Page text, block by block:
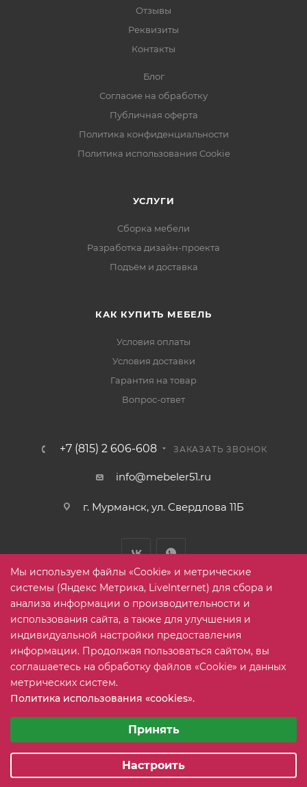
Отзывы
Реквизиты
Контакты
Блог
Согласие на обработку
Публичная оферта
Политика конфиденциальности
Политика использования Cookie
УСЛУГИ
Сборка мебели
Разработка дизайн-проекта
Подъём и доставка
КАК КУПИТЬ МЕБЕЛЬ
Условия оплаты
Условия доставки
Гарантия на товар
Вопрос-ответ
+7 (815) 2 606-608 ЗАКАЗАТЬ ЗВОНОК
info@mebeler51.ru
г. Мурманск, ул. Свердлова 11Б
2005-2026 © mebelier51.ru - модный интернет-магазин не
дорогой корпусной мебели. Все права защищены.
Мы используем файлы «Cookie» и метрические
системы (Яндекс Метрика, LiveInternet) для сбора и
анализа информации о производительности и
использования сайта, а также для улучшения и
индивидуальной настройки предоставления
информации. Продолжая пользоваться сайтом, вы
соглашаетесь на обработку файлов «Cookie» и данных
метрических систем.
Политика использования «cookies».
Аналитические/Функциональные
Принять
Настроить